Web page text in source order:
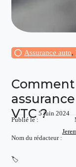
Assurance auto,
VTC ?
Publié le :
5 juin 2024
Nom du rédacteur :
🏷️